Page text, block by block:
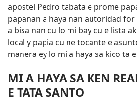
apostel Pedro tabata e prome
papanan a haya nan autoridad for
a bisa nan cu lo mi bay cu e lista
local y papia cu ne tocante e
manera ey lo mi a haya sa kico ta
MI A HAYA SA KEN
E TATA SANTO